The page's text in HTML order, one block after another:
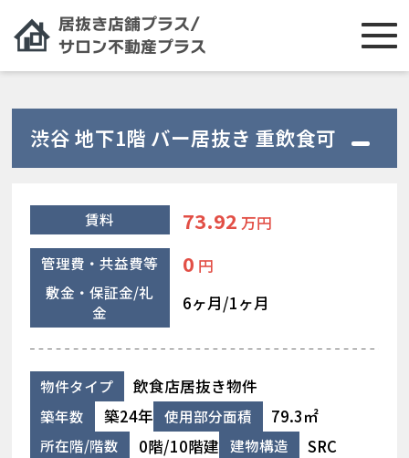
渋谷 地下1階 バー居抜き 重飲食可
賃料 73.92 万円
管理費・共益費等 0 円
敷金・保証金/礼
金
6ヶ月/1ヶ月
物件タイプ 飲食店居抜き物件
築年数 築24年 使用部分面積 79.3㎡
所在階/階数 0階/10階建 建物構造 SRC